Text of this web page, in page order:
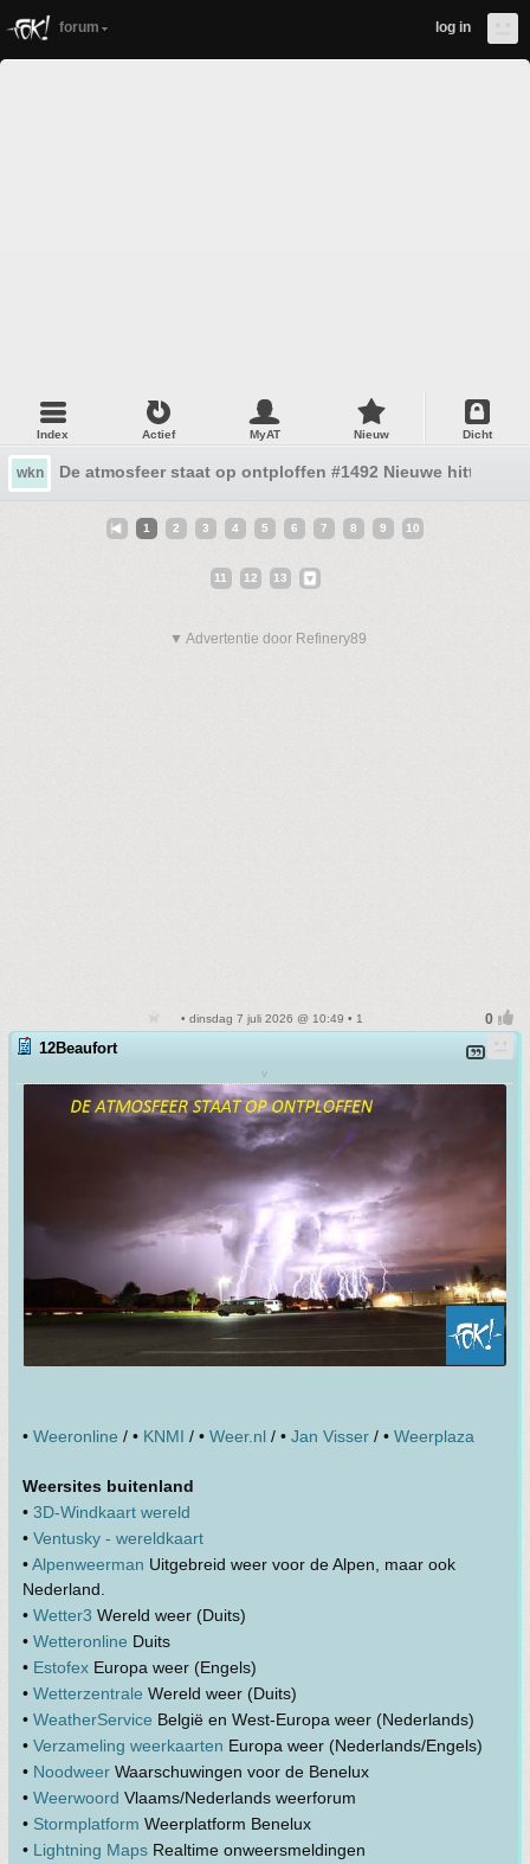
forum log in
Index Actief MyAT Nieuw Dicht
wkn De atmosfeer staat op ontploffen #1492 Nieuwe hittegolf
1 2 3 4 5 6 7 8 9 10
11 12 13
▼ Advertentie door Refinery89
• dinsdag 7 juli 2026 @ 10:49 • 1
12Beaufort
v
• Weeronline / • KNMI / • Weer.nl / • Jan Visser / • Weerplaza
Weersites buitenland
• 3D-Windkaart wereld
• Ventusky - wereldkaart
•Alpenweerman Uitgebreid weer voor de Alpen, maar ook
Nederland.
• Wetter3 Wereld weer (Duits)
• Wetteronline Duits
• Estofex Europa weer (Engels)
• Wetterzentrale Wereld weer (Duits)
• WeatherService België en West-Europa weer (Nederlands)
• Verzameling weerkaarten Europa weer (Nederlands/Engels)
• Noodweer Waarschuwingen voor de Benelux
• Weerwoord Vlaams/Nederlands weerforum
• Stormplatform Weerplatform Benelux
• Lightning Maps Realtime onweersmeldingen